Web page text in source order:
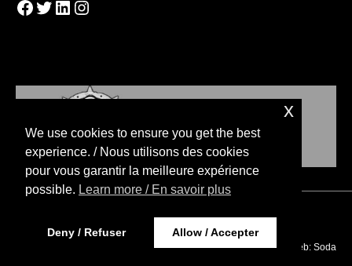
Facebook
Twitter
LinkedIn
Instagram
Copyright © 2026 Blood Bowl Stratégies
Website Design / Design web: Soda
We use cookies to ensure you get the best
experience. / Nous utilisons des cookies
pour vous garantir la meilleure expérience
possible. Learn more / En savoir plus
Deny / Refuser Allow / Accepter
x